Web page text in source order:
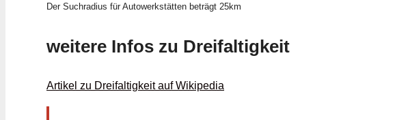
Der Suchradius für Autowerkstätten beträgt 25km
weitere Infos zu Dreifaltigkeit
Artikel zu Dreifaltigkeit auf Wikipedia